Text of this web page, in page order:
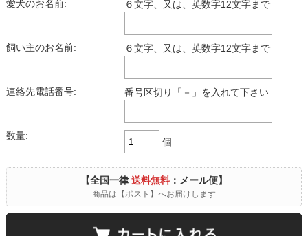
愛犬のお名前: ６文字、又は、英数字12文字まで
飼い主のお名前: ６文字、又は、英数字12文字まで
連絡先電話番号: 番号区切り「－」を入れて下さい
数量:
個
【全国一律送料無料 ：メール便】
商品は【ポスト】へお届けします